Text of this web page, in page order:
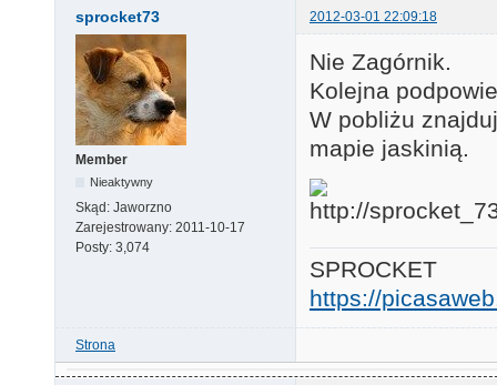
sprocket73 2012-03-01 22:09:18
Member
Nieaktywny
Skąd: Jaworzno
Zarejestrowany: 2011-10-17
Posty: 3,074
Nie Zagórnik.
Kolejna
W pobliżu
mapie jaskinią.
SPROCKET
https://
Strona